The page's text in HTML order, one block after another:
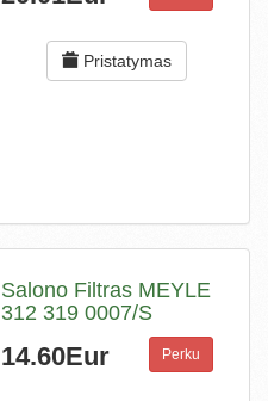
Pristatymas
Salono Filtras MEYLE
312 319 0007/S
14.60Eur Perku